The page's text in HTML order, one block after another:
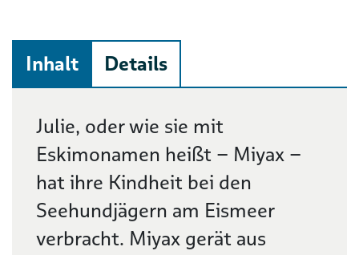
Inhalt Details
Beschreibung
Julie, oder wie sie mit
Eskimonamen heißt – Miyax –
hat ihre Kindheit bei den
Seehundjägern am Eismeer
verbracht. Miyax gerät aus